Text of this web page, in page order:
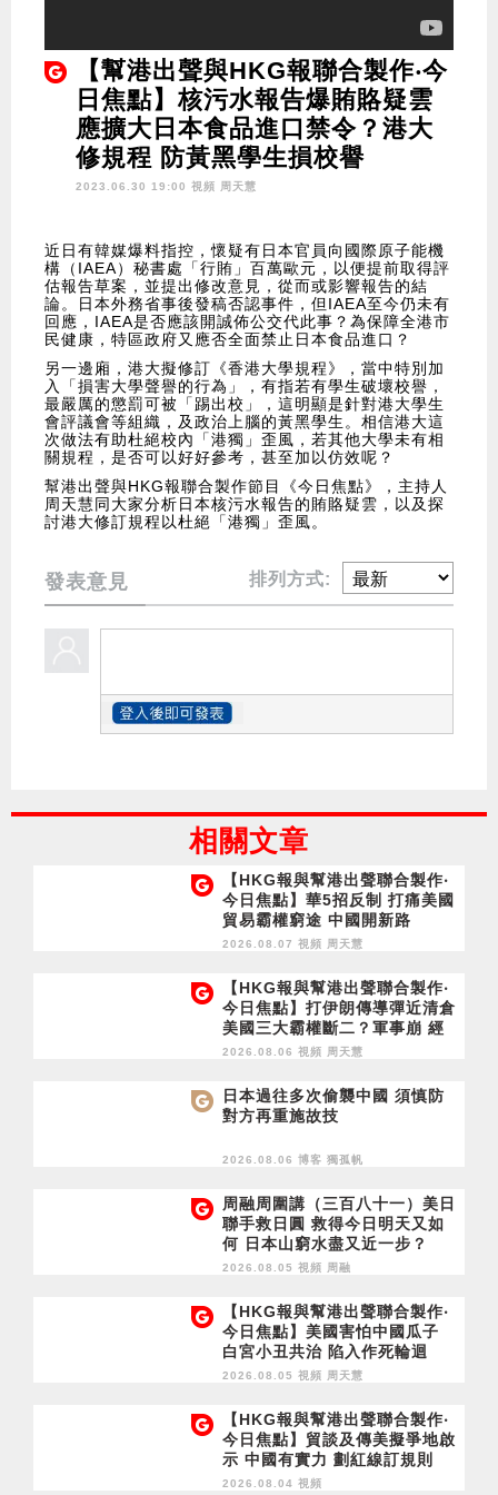
【幫港出聲與HKG報聯合製作‧今
日焦點】核污水報告爆賄賂疑雲
應擴大日本食品進口禁令？港大
修規程 防黃黑學生損校譽
2023.06.30 19:00 視頻 周天慧
近日有韓媒爆料指控，懷疑有日本官員向國際原子能機
構（IAEA）秘書處「行賄」百萬歐元，以便提前取得評
估報告草案，並提出修改意見，從而或影響報告的結
論。日本外務省事後發稿否認事件，但IAEA至今仍未有
回應，IAEA是否應該開誠佈公交代此事？為保障全港市
民健康，特區政府又應否全面禁止日本食品進口？
另一邊廂，港大擬修訂《香港大學規程》，當中特別加
入「損害大學聲譽的行為」，有指若有學生破壞校譽，
最嚴厲的懲罰可被「踢出校」，這明顯是針對港大學生
會評議會等組織，及政治上腦的黃黑學生。相信港大這
次做法有助杜絕校內「港獨」歪風，若其他大學未有相
關規程，是否可以好好參考，甚至加以仿效呢？
幫港出聲與HKG報聯合製作節目《今日焦點》，主持人
周天慧同大家分析日本核污水報告的賄賂疑雲，以及探
討港大修訂規程以杜絕「港獨」歪風。
發表意見 排列方式:
相關文章
【HKG報與幫港出聲聯合製作‧
今日焦點】華5招反制 打痛美國
貿易霸權窮途 中國開新路
2026.08.07 視頻 周天慧
【HKG報與幫港出聲聯合製作‧
今日焦點】打伊朗傳導彈近清倉
美國三大霸權斷二？軍事崩 經
濟損
2026.08.06 視頻 周天慧
日本過往多次偷襲中國 須慎防
對方再重施故技
2026.08.06 博客 獨孤帆
周融周圍講（三百八十一）美日
聯手救日圓 救得今日明天又如
何 日本山窮水盡又近一步？
2026.08.05 視頻 周融
【HKG報與幫港出聲聯合製作‧
今日焦點】美國害怕中國瓜子
白宮小丑共治 陷入作死輪迴
2026.08.05 視頻 周天慧
【HKG報與幫港出聲聯合製作‧
今日焦點】貿談及傳美擬爭地啟
示 中國有實力 劃紅線訂規則
2026.08.04 視頻